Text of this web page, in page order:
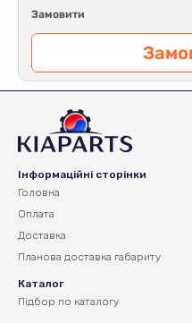
Замовити
Інформаційні сторінки
Головна
Оплата
Доставка
Планова доставка габариту
Каталог
Підбор по каталогу